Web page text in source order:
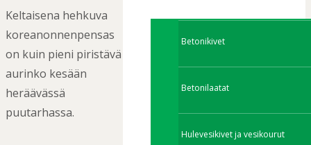
Betonikivet
Betonilaatat
Hulevesikivet ja vesikourut
Keltaisena hehkuva
koreanonnenpensas
on kuin pieni piristävä
aurinko kesään
heräävässä
puutarhassa.